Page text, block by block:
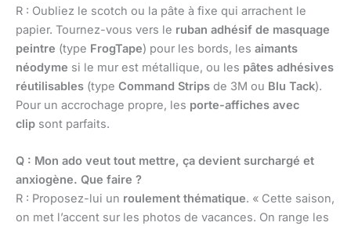
R : Oubliez le scotch ou la pâte à fixe qui arrachent le
papier. Tournez-vous vers le ruban adhésif de masquage
peintre (type FrogTape) pour les bords, les aimants
néodyme si le mur est métallique, ou les pâtes adhésives
réutilisables (type Command Strips de 3M ou Blu Tack).
Pour un accrochage propre, les porte-affiches avec
clip sont parfaits.
Q : Mon ado veut tout mettre, ça devient surchargé et
anxiogène. Que faire ?
R : Proposez-lui un roulement thématique. « Cette saison,
on met l’accent sur les photos de vacances. On range les